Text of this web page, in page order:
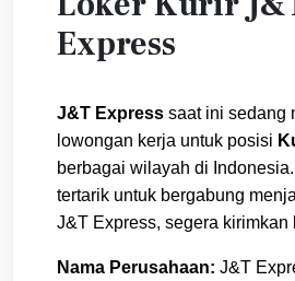
Express
J&T Express saat ini sedang
lowongan kerja untuk posisi
berbagai wilayah di
tertarik untuk bergabung
J&T Express, segera kirimkan
Nama Perusahaan: J&T